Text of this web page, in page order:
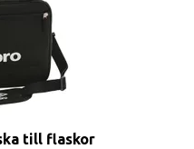
till flaskor